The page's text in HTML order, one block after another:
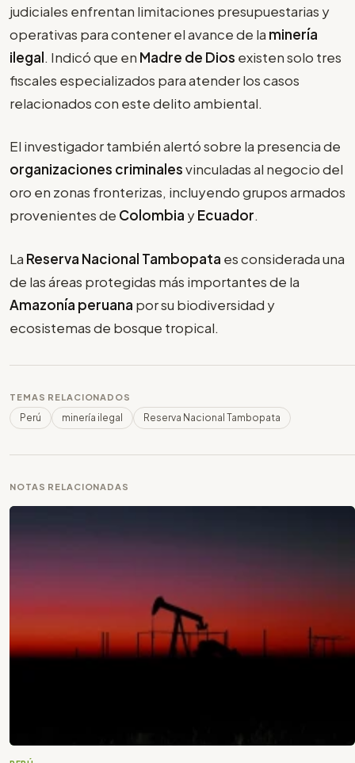
judiciales enfrentan limitaciones presupuestarias y
operativas para contener el avance de la minería
ilegal. Indicó que en Madre de Dios existen solo tres
fiscales especializados para atender los casos
relacionados con este delito ambiental.
El investigador también alertó sobre la presencia de
organizaciones criminalesvinculadas al negocio del
oro en zonas fronterizas, incluyendo grupos armados
provenientes de Colombia yEcuador.
La Reserva Nacional Tambopata es considerada una
de las áreas protegidas más importantes de la
Amazonía peruana por su biodiversidad y
ecosistemas de bosque tropical.
TEMAS RELACIONADOS
Perú minería ilegal Reserva Nacional Tambopata
NOTAS RELACIONADAS